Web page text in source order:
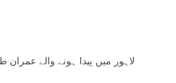
لاہور میں پیدا ہونے والے عمران طاہر نے انڈر 19 اور اے ٹیم کی سطح پر پاکستان کی نمائندگی کی لیکن وہ کبھی پاکستان کی قومی ٹیم میں جگہ نہ بنا سکے اور بین